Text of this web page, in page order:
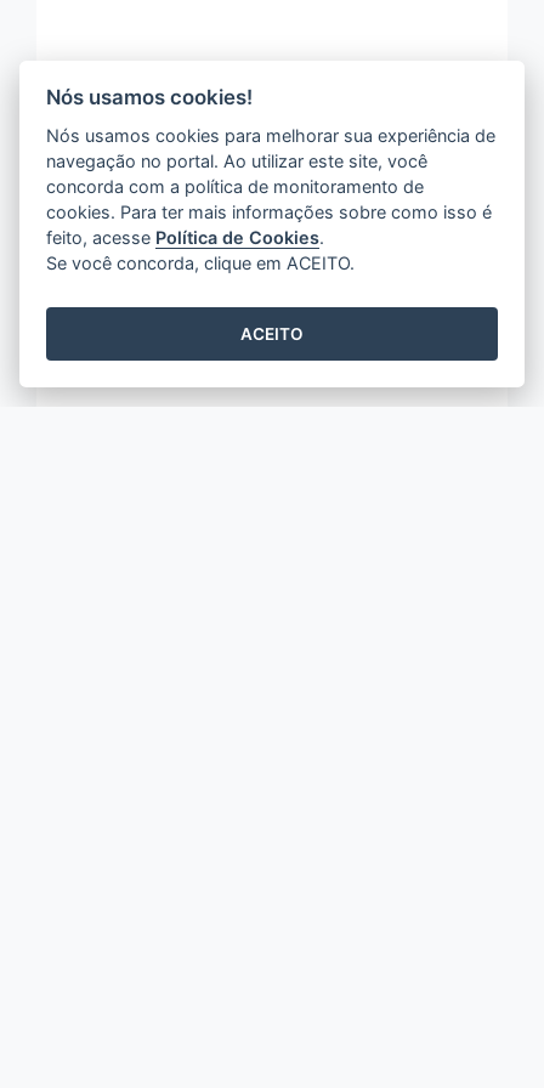
Nós usamos cookies!
Nós usamos cookies para melhorar sua experiência de
navegação no portal. Ao utilizar este site, você
concorda com a política de monitoramento de
cookies. Para ter mais informações sobre como isso é
feito, acesse Política de Cookies.
Se você concorda, clique em ACEITO.
ACEITO